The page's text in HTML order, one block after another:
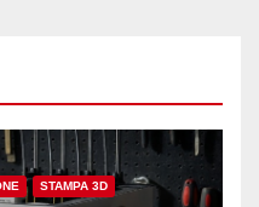
STAMPA 3D